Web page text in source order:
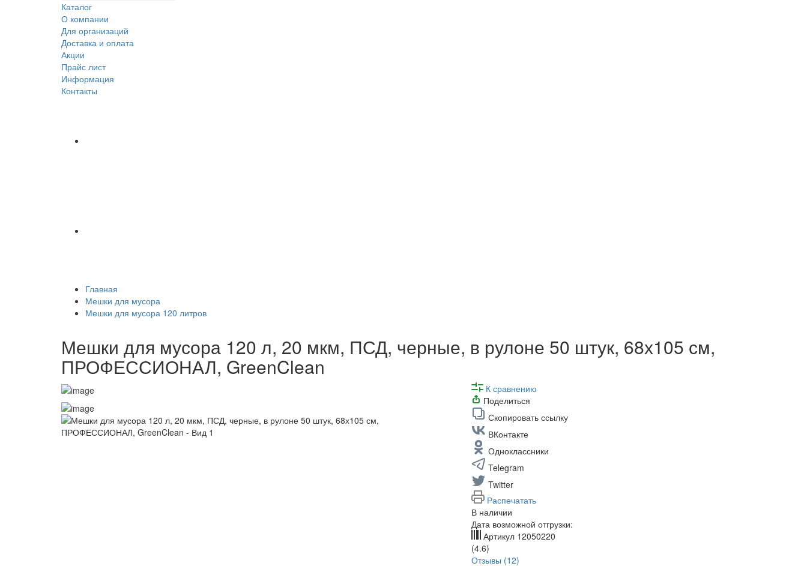
Каталог
О компании
Для организаций
Доставка и оплата
Акции
Прайс лист
Информация
Контакты
Главная
Мешки для мусора
Мешки для мусора 120 литров
Мешки для мусора 120 л, 20 мкм, ПСД, черные, в рулоне 50 штук, 68х105 см,
ПРОФЕССИОНАЛ, GreenClean
К сравнению
Поделиться
Скопировать ссылку
ВКонтакте
Одноклассники
Telegram
Twitter
Распечатать
В наличии
Дата возможной отгрузки:
Артикул 12050220
(4.6)
Отзывы (12)